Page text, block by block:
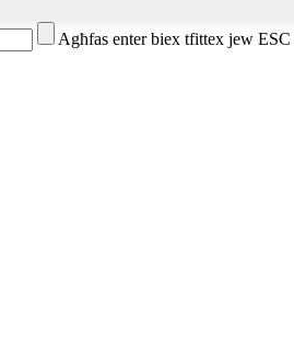
Agħfas enter biex tfittex jew ESC